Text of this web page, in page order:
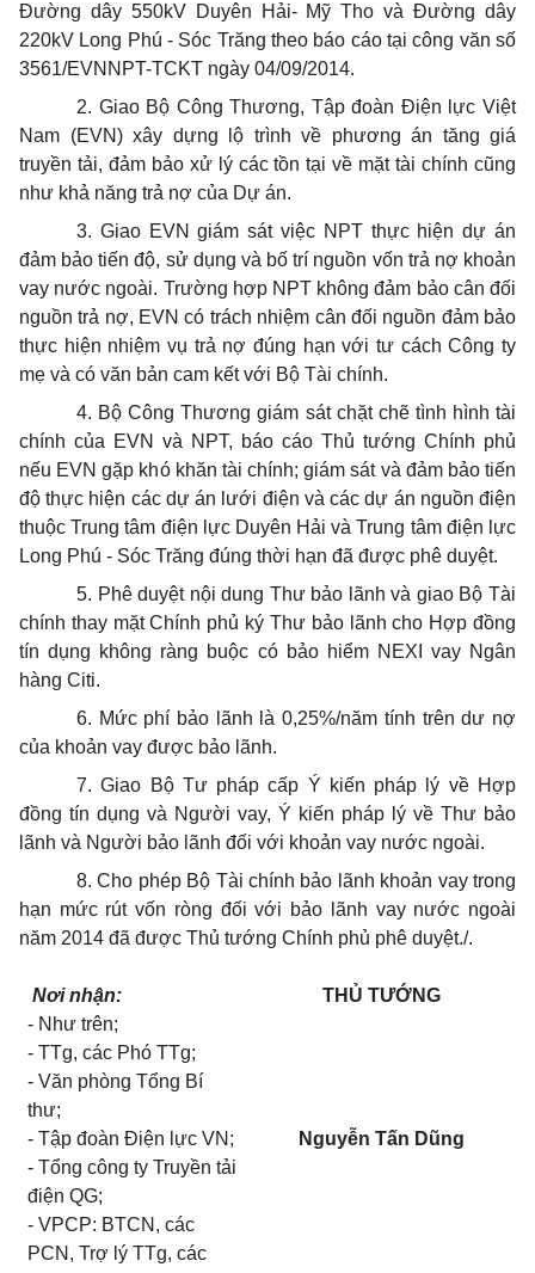
Đường dây 550kV Duyên Hải- Mỹ Tho và Đường dây
220kV Long Phú - Sóc Trăng theo báo cáo tại công văn số
3561/EVNNPT-TCKT ngày 04/09/2014.
2. Giao Bộ Công Thương, Tập đoàn Điện lực Việt
Nam (EVN) xây dựng lộ trình về phương án tăng giá
truyền tải, đảm bảo xử lý các tồn tại về mặt tài chính cũng
như khả năng trả nợ của Dự án.
3. Giao EVN giám sát việc NPT thực hiện dự án
đảm bảo tiến độ, sử dụng và bố trí nguồn vốn trả nợ khoản
vay nước ngoài. Trường hợp NPT không đảm bảo cân đối
nguồn trả nợ, EVN có trách nhiệm cân đối nguồn đảm bảo
thực hiện nhiệm vụ trả nợ đúng hạn với tư cách Công ty
mẹ và có văn bản cam kết với Bộ Tài chính.
4. Bộ Công Thương giám sát chặt chẽ tình hình tài
chính của EVN và NPT, báo cáo Thủ tướng Chính phủ
nếu EVN gặp khó khăn tài chính; giám sát và đảm bảo tiến
độ thực hiện các dự án lưới điện và các dự án nguồn điện
thuộc Trung tâm điện lực Duyên Hải và Trung tâm điện lực
Long Phú - Sóc Trăng đúng thời hạn đã được phê duyệt.
5. Phê duyệt nội dung Thư bảo lãnh và giao Bộ Tài
chính thay mặt Chính phủ ký Thư bảo lãnh cho Hợp đồng
tín dụng không ràng buộc có bảo hiểm NEXI vay Ngân
hàng Citi.
6. Mức phí bảo lãnh là 0,25%/năm tính trên dư nợ
của khoản vay được bảo lãnh.
7. Giao Bộ Tư pháp cấp Ý kiến pháp lý về Hợp
đồng tín dụng và Người vay, Ý kiến pháp lý về Thư bảo
lãnh và Người bảo lãnh đối với khoản vay nước ngoài.
8. Cho phép Bộ Tài chính bảo lãnh khoản vay trong
hạn mức rút vốn ròng đối với bảo lãnh vay nước ngoài
năm 2014 đã được Thủ tướng Chính phủ phê duyệt./.
Nơi nhận:
- Như trên;
- TTg, các Phó TTg;
- Văn phòng Tổng Bí
thư;
- Tập đoàn Điện lực VN;
- Tổng công ty Truyền tải
điện QG;
- VPCP: BTCN, các
PCN, Trợ lý TTg, các
THỦ TƯỚNG
Nguyễn Tấn Dũng